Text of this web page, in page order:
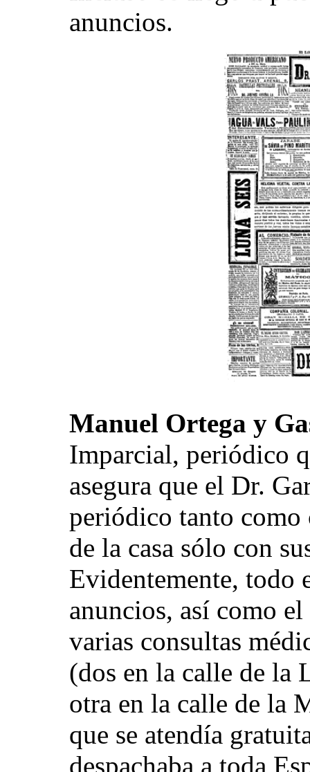
anuncios.
Manuel Ortega y
Imparcial, periódico
asegura que el Dr.
periódico tanto como
de la casa sólo con
Evidentemente, todo
anuncios, así como
varias consultas
(dos en la calle de la
otra en la calle de la
que se atendía
despachaba a toda